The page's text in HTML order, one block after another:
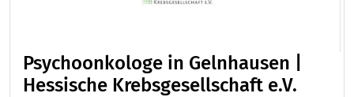
Psychoonkologe in Gelnhausen |
Hessische Krebsgesellschaft e.V.